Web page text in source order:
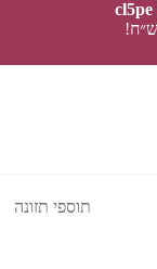
תוספי תזונה